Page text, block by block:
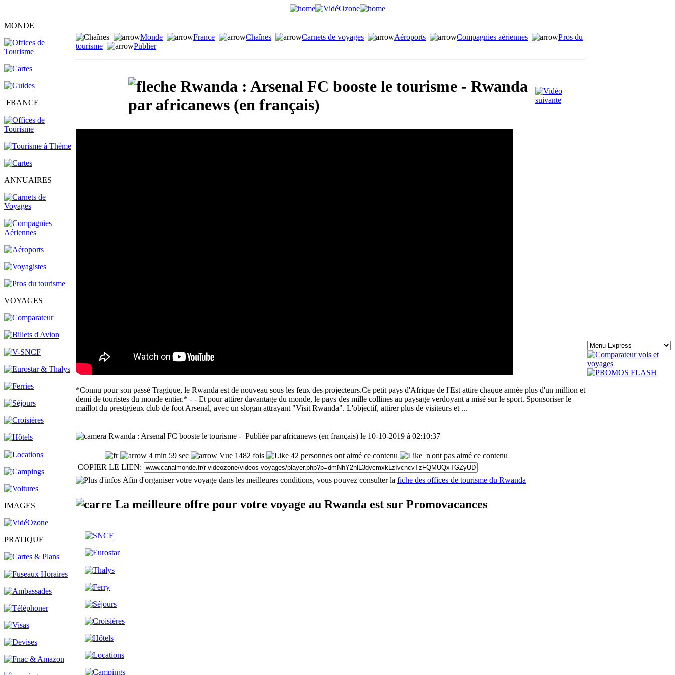
MONDE
FRANCE
ANNUAIRES
VOYAGES
IMAGES
PRATIQUE
Monde France Chaînes Carnets de voyages Aéroports Compagnies aériennes
Pros du
tourisme
Publier
Rwanda : Arsenal FC booste le tourisme - Rwanda
par africanews (en français)
*Connu pour son passé Tragique, le Rwanda est de nouveau sous les feux des projecteurs.Ce petit pays d'Afrique de l'Est attire chaque année plus d'un million et
demi de touristes du monde entier.* - - Et pour attirer davantage du monde, le pays des mille collines au paysage verdoyant a misé sur le sport. Sponsoriser le
maillot du prestigieux club de foot Arsenal, avec un slogan attrayant "Visit Rwanda". L'objectif, attirer plus de visiteurs et ...
Rwanda : Arsenal FC booste le tourisme - Publiée par africanews (en français) le 10-10-2019 à 02:10:37
4 min 59 sec Vue 1482 fois 42 personnes ont aimé ce contenu
n'ont pas aimé ce contenu
COPIER LE LIEN:
Afin d'organiser votre voyage dans les meilleures conditions, vous pouvez consulter la fiche des offices de tourisme du Rwanda
La meilleure offre pour votre voyage au Rwanda est sur Promovacances